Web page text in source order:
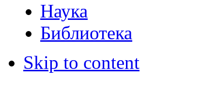
Наука
Библиотека
Skip to content